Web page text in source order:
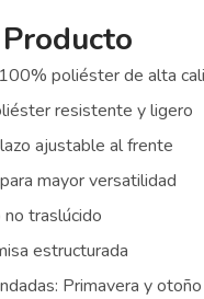
poliéster de alta
resistente y ligero
ajustable al frente
mayor versatilidad
no traslúcido
estructurada
Primavera y otoño